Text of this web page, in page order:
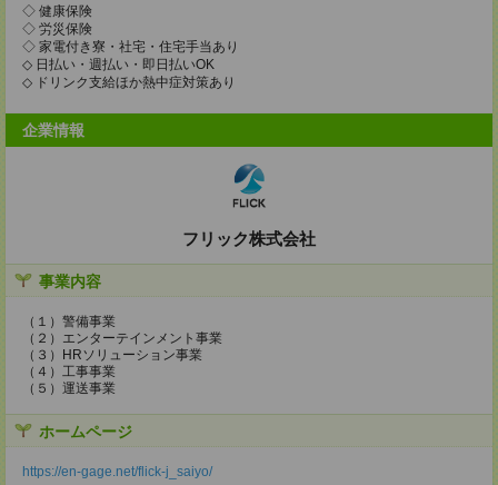
◇ 健康保険
◇ 労災保険
◇ 家電付き寮・社宅・住宅手当あり
◇ 日払い・週払い・即日払いOK
◇ ドリンク支給ほか熱中症対策あり
企業情報
フリック株式会社
事業内容
（１）警備事業
（２）エンターテインメント事業
（３）HRソリューション事業
（４）工事事業
（５）運送事業
ホームページ
https://en-gage.net/flick-j_saiyo/